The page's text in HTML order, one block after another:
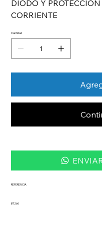
DIODO Y
CORRIENTE
Cantidad
REFERENCIA
BT260